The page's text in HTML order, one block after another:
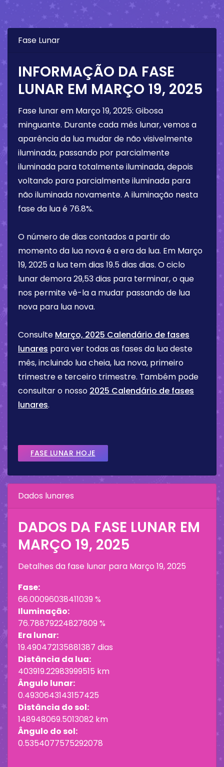
Fase Lunar
INFORMAÇÃO DA FASE
LUNAR EM MARÇO 19, 2025
Fase lunar em Março 19, 2025: Gibosa
minguante. Durante cada mês lunar, vemos a
aparência da lua mudar de não visivelmente
iluminada, passando por parcialmente
iluminada para totalmente iluminada, depois
voltando para parcialmente iluminada para
não iluminada novamente. A iluminação nesta
fase da lua é 76.8%.
O número de dias contados a partir do
momento da lua nova é a era da lua. Em Março
19, 2025a lua tem dias 19.5 dias dias. O ciclo
lunar demora 29,53 dias para terminar, o que
nos permite vê-la a mudar passando de lua
nova para lua nova.
Consulte Março, 2025 Calendário de fases
lunares para ver todas as fases da lua deste
mês, incluindo lua cheia, lua nova, primeiro
trimestre e terceiro trimestre. Também pode
consultar o nosso 2025 Calendário de fases
lunares.
FASE LUNAR HOJE
Dados lunares
DADOS DA FASE LUNAR EM
MARÇO 19, 2025
Detalhes da fase lunar para Março 19, 2025
Fase:
66.00096038411039 %
Iluminação:
76.78879224827809 %
Era lunar:
19.490472135881387 dias
Distância da lua:
403919.22983999515 km
Ângulo lunar:
0.4930643143157425
Distância do sol:
148948069.5013082 km
Ângulo do sol:
0.5354077575292078